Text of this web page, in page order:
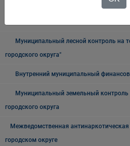
Муниципальный жилищный контроль
Муниципальный лесной контроль на
городского округа"
Внутренний муниципальный
Муниципальный земельный контроль
городского округа
Межведомственная
городском округе